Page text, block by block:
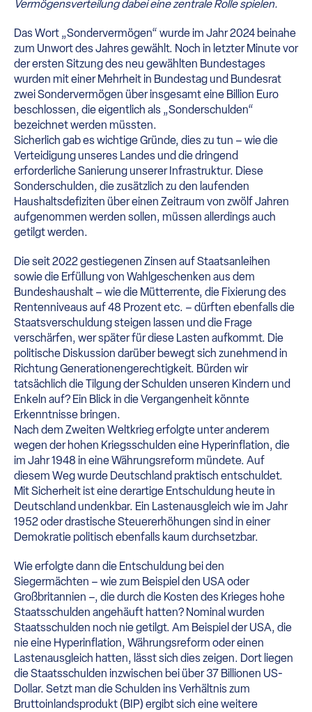
Vermögensverteilung dabei eine zentrale Rolle spielen.
Das Wort „Sondervermögen“ wurde im Jahr 2024 beinahe
zum Unwort des Jahres gewählt. Noch in letzter Minute vor
der ersten Sitzung des neu gewählten Bundestages
wurden mit einer Mehrheit in Bundestag und Bundesrat
zwei Sondervermögen über insgesamt eine Billion Euro
beschlossen, die eigentlich als „Sonderschulden“
bezeichnet werden müssten.
Sicherlich gab es wichtige Gründe, dies zu tun – wie die
Verteidigung unseres Landes und die dringend
erforderliche Sanierung unserer Infrastruktur. Diese
Sonderschulden, die zusätzlich zu den laufenden
Haushaltsdefiziten über einen Zeitraum von zwölf Jahren
aufgenommen werden sollen, müssen allerdings auch
getilgt werden.
Die seit 2022 gestiegenen Zinsen auf Staatsanleihen
sowie die Erfüllung von Wahlgeschenken aus dem
Bundeshaushalt – wie die Mütterrente, die Fixierung des
Rentenniveaus auf 48 Prozent etc. – dürften ebenfalls die
Staatsverschuldung steigen lassen und die Frage
verschärfen, wer später für diese Lasten aufkommt. Die
politische Diskussion darüber bewegt sich zunehmend in
Richtung Generationengerechtigkeit. Bürden wir
tatsächlich die Tilgung der Schulden unseren Kindern und
Enkeln auf? Ein Blick in die Vergangenheit könnte
Erkenntnisse bringen.
Nach dem Zweiten Weltkrieg erfolgte unter anderem
wegen der hohen Kriegsschulden eine Hyperinflation, die
im Jahr 1948 in eine Währungsreform mündete. Auf
diesem Weg wurde Deutschland praktisch entschuldet.
Mit Sicherheit ist eine derartige Entschuldung heute in
Deutschland undenkbar. Ein Lastenausgleich wie im Jahr
1952 oder drastische Steuererhöhungen sind in einer
Demokratie politisch ebenfalls kaum durchsetzbar.
Wie erfolgte dann die Entschuldung bei den
Siegermächten – wie zum Beispiel den USA oder
Großbritannien –, die durch die Kosten des Krieges hohe
Staatsschulden angehäuft hatten? Nominal wurden
Staatsschulden noch nie getilgt. Am Beispiel der USA, die
nie eine Hyperinflation, Währungsreform oder einen
Lastenausgleich hatten, lässt sich dies zeigen. Dort liegen
die Staatsschulden inzwischen bei über 37 Billionen US-
Dollar. Setzt man die Schulden ins Verhältnis zum
Bruttoinlandsprodukt (BIP) ergibt sich eine weitere